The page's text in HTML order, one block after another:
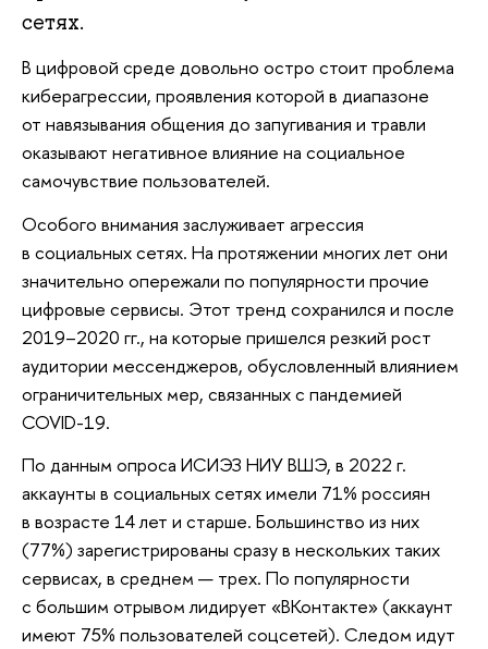
сетях.
В цифровой среде довольно остро стоит проблема
киберагрессии, проявления которой в диапазоне
от навязывания общения до запугивания и травли
оказывают негативное влияние на социальное
самочувствие пользователей.
Особого внимания заслуживает агрессия
в социальных сетях. На протяжении многих лет они
значительно опережали по популярности прочие
цифровые сервисы. Этот тренд сохранился и после
2019–2020 гг., на которые пришелся резкий рост
аудитории мессенджеров, обусловленный влиянием
ограничительных мер, связанных с пандемией
COVID-19.
По данным опроса ИСИЭЗ НИУ ВШЭ, в 2022 г.
аккаунты в социальных сетях имели 71% россиян
в возрасте 14 лет и старше. Большинство из них
(77%) зарегистрированы сразу в нескольких таких
сервисах, в среднем — трех. По популярности
с большим отрывом лидирует «ВКонтакте» (аккаунт
имеют 75% пользователей соцсетей). Следом идут